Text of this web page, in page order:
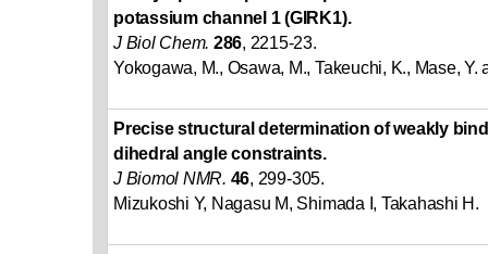
potassium channel 1 (GIRK1).
J Biol Chem. 286, 2215-23.
Yokogawa, M., Osawa, M., Takeuchi, K., Mase, Y.
Precise structural determination of weakly
dihedral angle constraints.
J Biomol NMR. 46, 299-305.
Mizukoshi Y, Nagasu M, Shimada I, Takahashi H.